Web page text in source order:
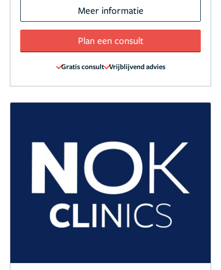
Meer informatie
Plan een consult
Gratis consult Vrijblijvend advies